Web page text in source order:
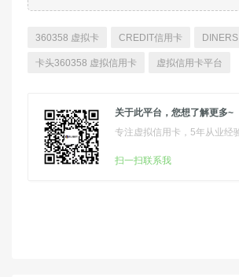
360358 虚拟卡 CREDIT信用卡
卡头360358 虚拟信用卡 虚拟信用卡平台
关于此平台，您想了解更多~
专注虚拟信用卡，5年从业经
扫一扫联系我